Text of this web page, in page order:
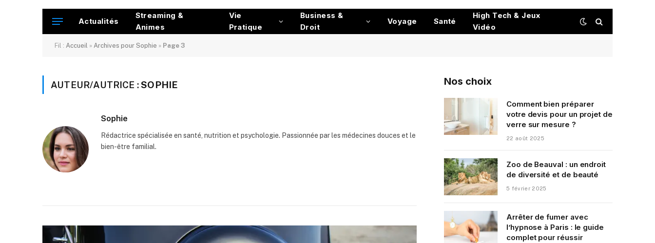
Actualités
Streaming &
Animes
Vie
Pratique
Business &
Droit
Voyage Santé
High Tech & Jeux
Vidéo
Fil : Accueil » Archives pour Sophie » Page 3
AUTEUR/AUTRICE :SOPHIE
Sophie
Rédactrice spécialisée en santé, nutrition et psychologie. Passionnée par les médecines douces et le
bien-être familial.
Nos choix
Comment bien préparer
votre devis pour un projet de
verre sur mesure ?
22 août 2025
Zoo de Beauval : un endroit
de diversité et de beauté
5 février 2025
Arrêter de fumer avec
l’hypnose à Paris : le guide
complet pour réussir